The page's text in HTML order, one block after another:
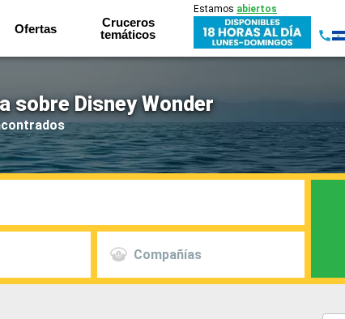
Ofertas
Cruceros
temáticos
Estamos abiertos
sobre Disney Wonder
Compañías